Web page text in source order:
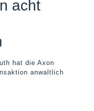
acht
hat die Axon
anwaltlich